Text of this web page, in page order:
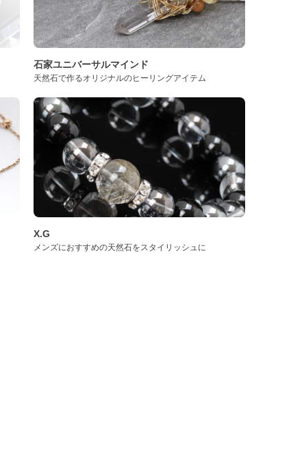
石家ユニバーサルマインド
天然石で作るオリジナルのヒーリングアイテム
X.G
メンズにおすすめの天然石をスタイリッシュに